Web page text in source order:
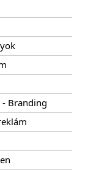
Branding